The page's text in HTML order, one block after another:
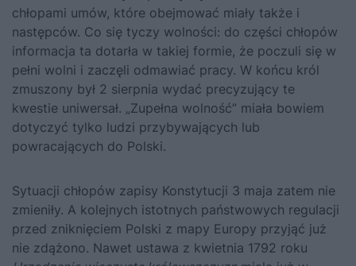
chłopami umów, które obejmować miały także i
następców. Co się tyczy wolności: do części chłopów
informacja ta dotarła w takiej formie, że poczuli się w
pełni wolni i zaczęli odmawiać pracy. W końcu król
zmuszony był 2 sierpnia wydać precyzujący te
kwestie uniwersał. „Zupełna wolność” miała bowiem
dotyczyć tylko ludzi przybywających lub
powracających do Polski.
Sytuacji chłopów zapisy Konstytucji 3 maja zatem nie
zmieniły. A kolejnych istotnych państwowych regulacji
przed zniknięciem Polski z mapy Europy przyjąć już
nie zdążono. Nawet ustawa z kwietnia 1792 roku